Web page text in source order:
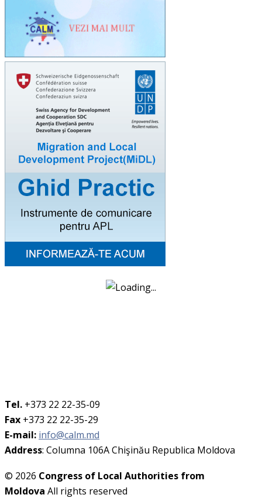
Tel. +373 22 22-35-09
Fax +373 22 22-35-29
E-mail: info@calm.md
Address: Columna 106A Chişinău Republica Moldova
© 2026 Congress of Local Authorities from
Moldova All rights reserved